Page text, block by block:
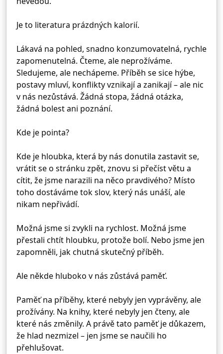
Je to literatura prázdných kalorií.
Lákavá na pohled, snadno konzumovatelná, rychle
zapomenutelná. Čteme, ale neprožíváme.
Sledujeme, ale nechápeme. Příběh se sice hýbe,
postavy mluví, konflikty vznikají a zanikají – ale nic
v nás nezůstává. Žádná stopa, žádná otázka,
žádná bolest ani poznání.
Kde je pointa?
Kde je hloubka, která by nás donutila zastavit se,
vrátit se o stránku zpět, znovu si přečíst větu a
cítit, že jsme narazili na něco pravdivého? Místo
toho dostáváme tok slov, který nás unáší, ale
nikam nepřivádí.
Možná jsme si zvykli na rychlost. Možná jsme
přestali chtít hloubku, protože bolí. Nebo jsme jen
zapomněli, jak chutná skutečný příběh.
Ale někde hluboko v nás zůstává paměť.
Paměť na příběhy, které nebyly jen vyprávěny, ale
prožívány. Na knihy, které nebyly jen čteny, ale
které nás změnily. A právě tato paměť je důkazem,
že hlad nezmizel – jen jsme se naučili ho
přehlušovat.